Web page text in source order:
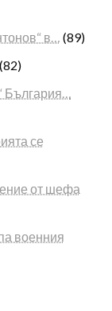
в… (89)
(82)
България…
се
от шефа
военния